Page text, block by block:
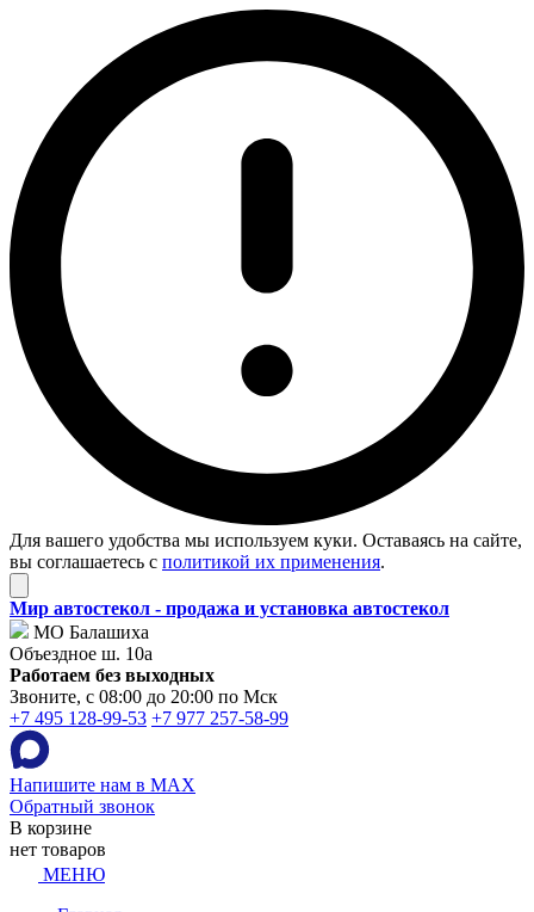
Для вашего удобства мы используем куки. Оставаясь на сайте,
вы соглашаетесь с политикой их применения.
Мир автостекол - продажа и установка автостекол
МО Балашиха
Объездное ш. 10а
Работаем без выходных
Звоните, с 08:00 до 20:00 по Мск
+7 495 128-99-53 +7 977 257-58-99
Напишите нам в MAX
Обратный звонок
В корзине
нет товаров
МЕНЮ